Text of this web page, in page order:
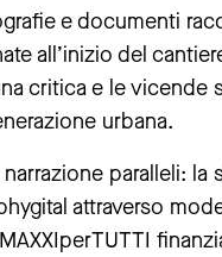
e documenti
all’inizio del
critica e le vicende
urbana.
paralleli: la
attraverso